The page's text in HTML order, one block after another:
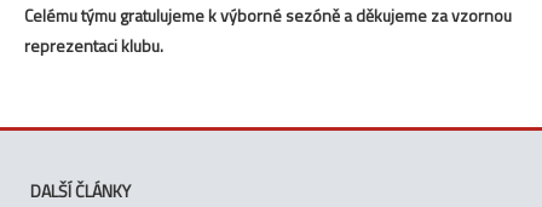
Celému týmu gratulujeme k výborné sezóně a děkujeme za vzornou
reprezentaci klubu.
DALŠÍ ČLÁNKY